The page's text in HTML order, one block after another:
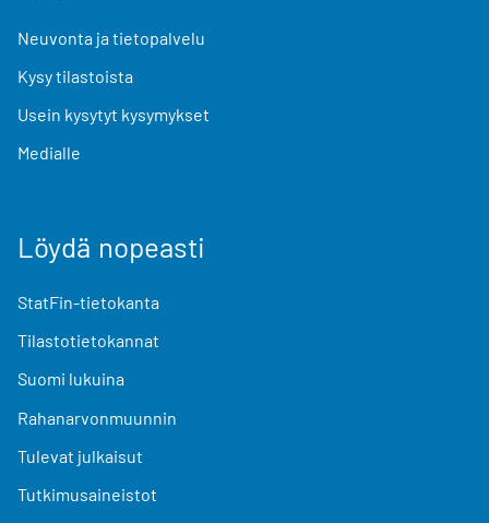
Neuvonta ja tietopalvelu
Kysy tilastoista
Usein kysytyt kysymykset
Medialle
Löydä nopeasti
StatFin-tietokanta
Tilastotietokannat
Suomi lukuina
Rahanarvonmuunnin
Tulevat julkaisut
Tutkimusaineistot